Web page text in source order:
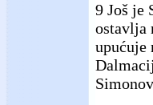
9 Još je
ostavlja
upućuje